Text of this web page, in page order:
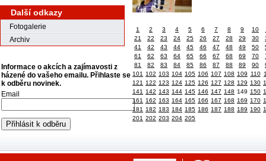
Další odkazy
Fotogalerie
Archiv
Informace o akcích a zajímavosti z
házené do vašeho emailu. Přihlaste se
k odběru novinek.
Email
1 2 3 4 5 6 7 8 9 10
21
22 23 24 25 26 27 28 29 30
41
42 43 44 45 46 47 48 49 50
61
62 63 64 65 66 67 68 69 70
81
82 83 84 85 86 87 88 89 90
101
102 103 104 105 106 107 108 109 110
121
122 123 124 125 126 127 128 129 130
141
142 143 144 145 146 147 148 149 150
161
162 163 164 165 166 167 168 169 170
181
182 183 184 185 186 187 188 189 190
201 202 203 204 205